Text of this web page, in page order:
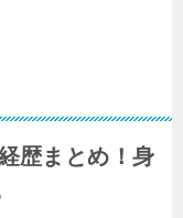
歴まとめ！身